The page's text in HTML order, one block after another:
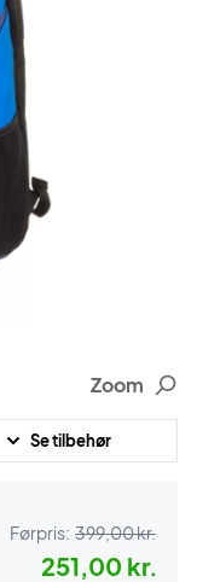
Zoom
Se tilbehør
Førpris: 399,00 kr.
251,00 kr.